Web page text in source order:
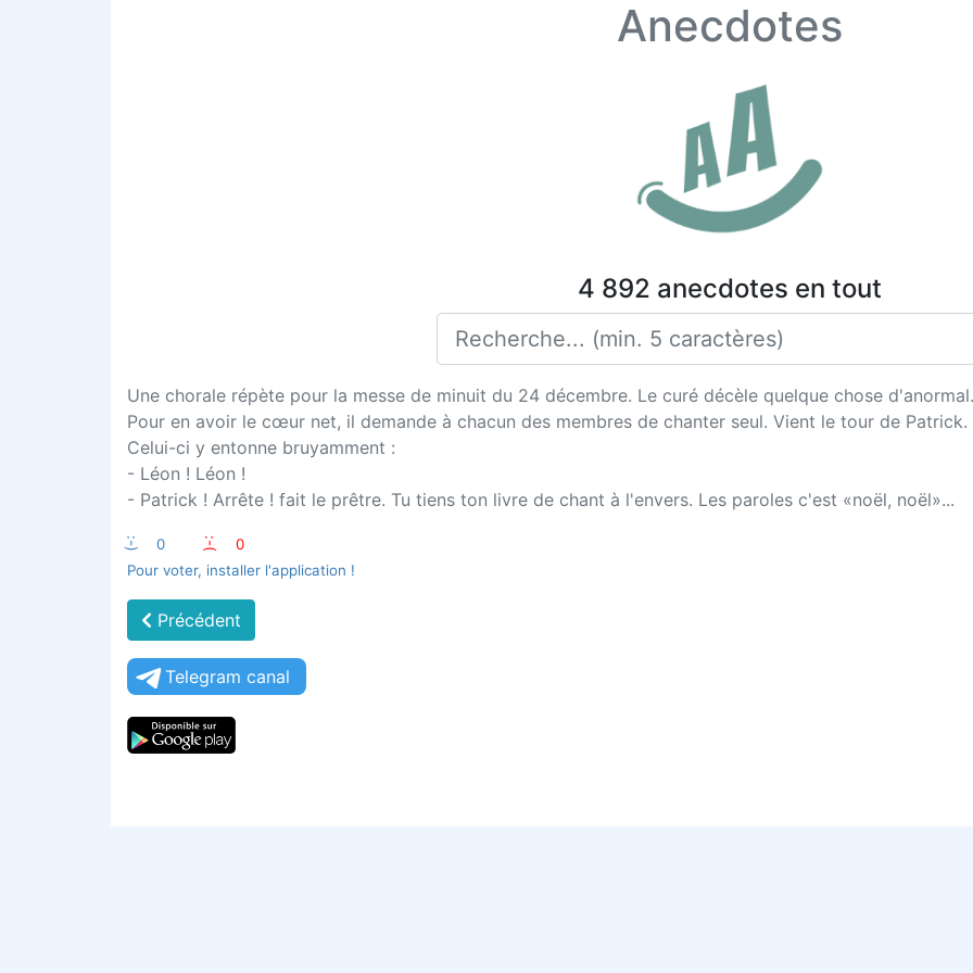
Anecdotes
4 892 anecdotes en tout
Une chorale répète pour la messe de minuit du 24 décembre. Le curé décèle quelque chose d'anormal.
Pour en avoir le cœur net, il demande à chacun des membres de chanter seul. Vient le tour de Patrick.
Celui-ci y entonne bruyamment :
- Léon ! Léon !
- Patrick ! Arrête ! fait le prêtre. Tu tiens ton livre de chant à l'envers. Les paroles c'est «noël, noël»...
:-) 0 :-(
0
Pour voter, installer l'application !
Précédent
Telegram canal